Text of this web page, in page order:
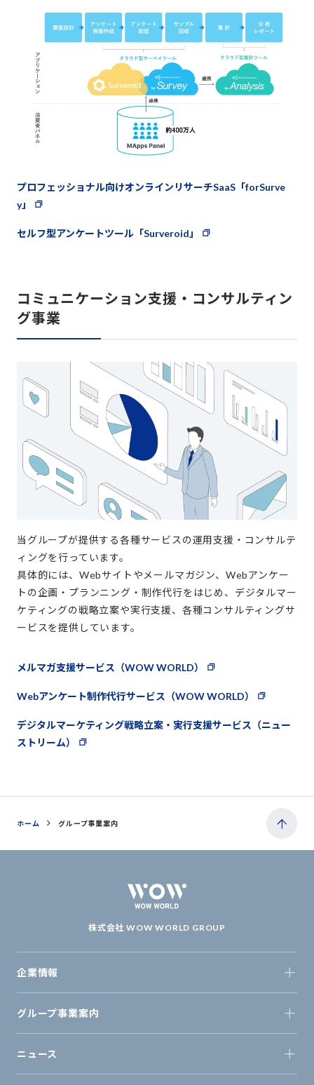
プロフェッショナル向けオンラインリサーチSaaS「forSurve
y」
セルフ型アンケートツール「Surveroid」
コミュニケーション支援・コンサルティン
グ事業
当グループが提供する各種サービスの運用支援・コンサルテ
ィングを行っています。
具体的には、Webサイトやメールマガジン、Webアンケー
トの企画・プランニング・制作代行をはじめ、デジタルマー
ケティングの戦略立案や実行支援、各種コンサルティングサ
ービスを提供しています。
メルマガ支援サービス（WOW WORLD）
Webアンケート制作代行サービス（WOW WORLD）
デジタルマーケティング戦略立案・実行支援サービス（ニュー
ストリーム）
ホーム グループ事業案内
株式会社 WOW WORLD GROUP
企業情報
グループ事業案内
ニュース